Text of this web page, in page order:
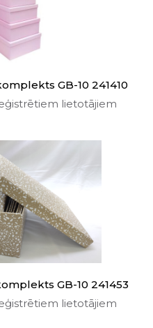
GB-10 241410
lietotājiem
GB-10 241453
lietotājiem